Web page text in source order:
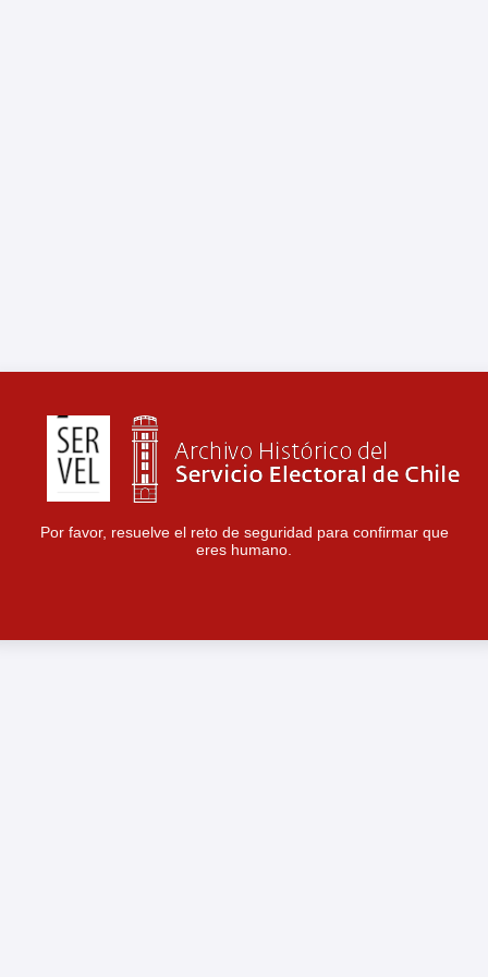
Por favor, resuelve el reto de seguridad para confirmar que
eres humano.